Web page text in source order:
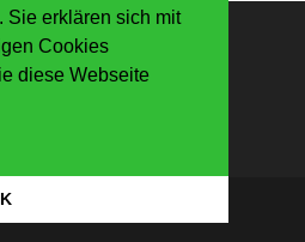
Sie erklären sich mit
Cookies
diese Webseite